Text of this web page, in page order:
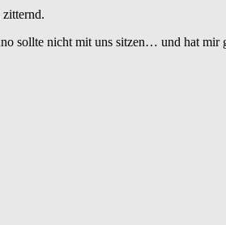
sollte nicht mit uns sitzen… und hat mir